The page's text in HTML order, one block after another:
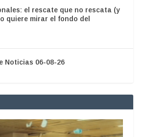
el rescate que no rescata (y
quiere mirar el fondo del
Noticias 06-08-26